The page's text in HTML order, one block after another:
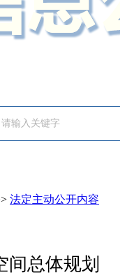
法定主动公开内容
间总体规划